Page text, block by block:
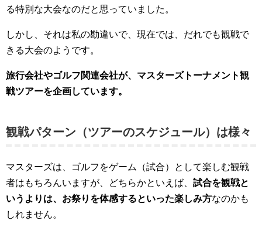
る特別な大会なのだと思っていました。
しかし、それは私の勘違いで、現在では、だれでも観戦で
きる大会のようです。
旅行会社やゴルフ関連会社が、マスターズトーナメント観
戦ツアーを企画しています。
観戦パターン（ツアーのスケジュール）は様々
マスターズは、ゴルフをゲーム（試合）として楽しむ観戦
者はもちろんいますが、どちらかといえば、 試合を観戦と
いうよりは、お祭りを体感するといった楽しみ方なのかも
しれません。